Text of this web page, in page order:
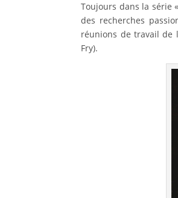
Toujours dans la série
des recherches
réunions de travail de
Fry).